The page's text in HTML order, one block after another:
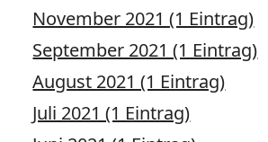
November 2021 (1 Eintrag)
September 2021 (1 Eintrag)
August 2021 (1 Eintrag)
Juli 2021 (1 Eintrag)